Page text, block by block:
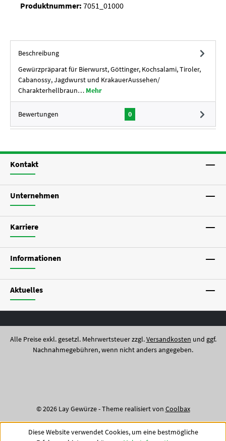
Produktnummer: 7051_01000
Beschreibung
Gewürzpräparat für Bierwurst, Göttinger, Kochsalami, Tiroler,
Cabanossy, Jagdwurst und KrakauerAussehen/
Charakterhellbraun… Mehr
Bewertungen 0
Kontakt
Unternehmen
Karriere
Informationen
Aktuelles
Alle Preise exkl. gesetzl. Mehrwertsteuer zzgl.Versandkosten und ggf.
Nachnahmegebühren, wenn nicht anders angegeben.
© 2026 Lay Gewürze - Theme realisiert von Coolbax
Diese Website verwendet Cookies, um eine bestmögliche